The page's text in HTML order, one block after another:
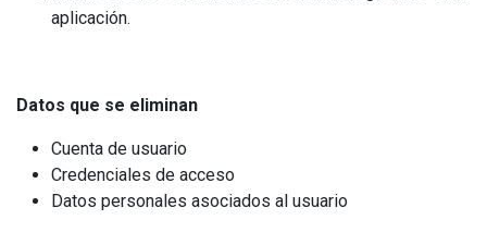
aplicación.
Datos que se eliminan
Cuenta de usuario
Credenciales de acceso
Datos personales asociados al usuario